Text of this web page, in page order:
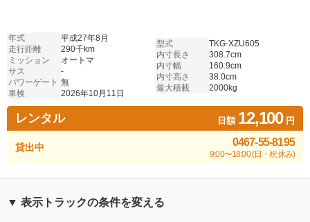
年式
平成27年8月
走行距離
290千km
ミッション
オートマ
サス
-
パワーゲート 無
車検
2026年10月11日
型式
TKG-XZU605
内寸長さ
308.7cm
内寸幅
160.9cm
内寸高さ
38.0cm
最大積載
2000kg
レンタル 日額 12,100円
貸出中 0467-55-8195
9:00〜18:00 (日・祝休み)
▼ 表示トラックの条件を変える